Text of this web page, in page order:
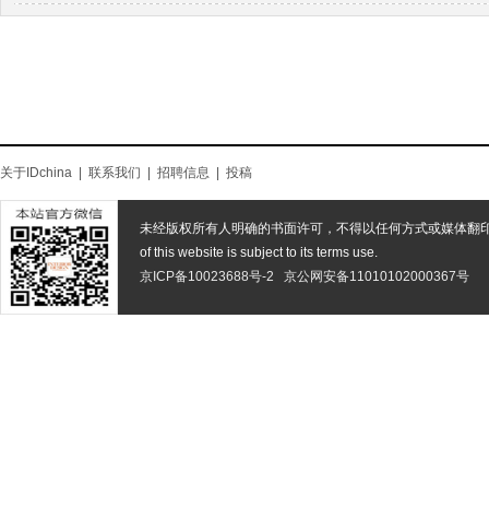
关于IDchina 联系我们 招聘信息 投稿
未经版权所有人明确的书面许可，不得以任何方式或媒体翻
of this website is subject to its terms use.
京ICP备10023688号-2
京公网安备11010102000367号